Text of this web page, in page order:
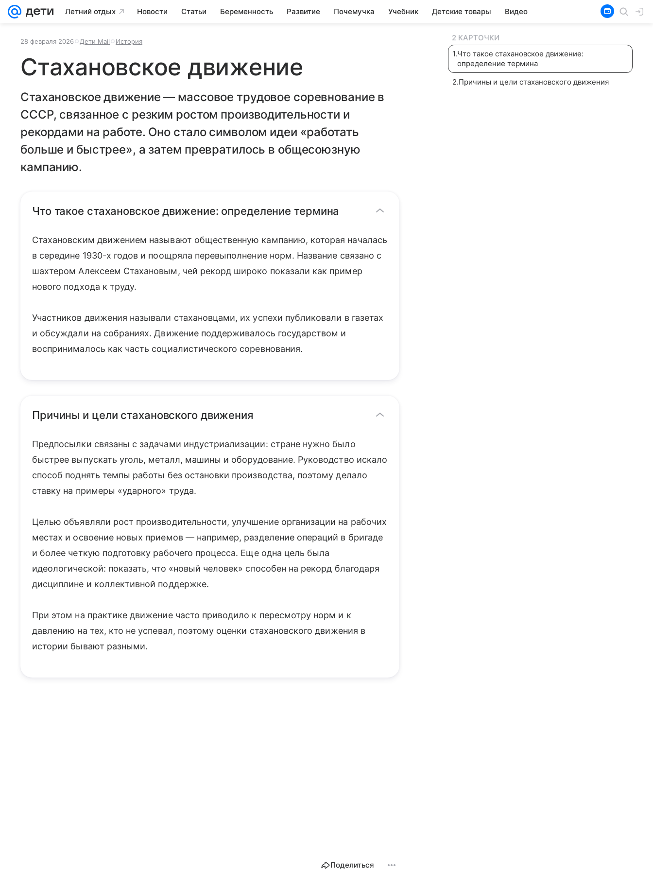
Летний отдых Новости Статьи Беременность Развитие Почемучка Учебник Детские товары Видео
28 февраля 2026 Дети Mail История
Стахановское движение
Стахановское движение — массовое трудовое соревнование в
СССР, связанное с резким ростом производительности и
рекордами на работе. Оно стало символом идеи «работать
больше и быстрее», а затем превратилось в общесоюзную
кампанию.
Что такое стахановское движение: определение термина
Стахановским движением называют общественную кампанию, которая началась
в середине 1930-х годов и поощряла перевыполнение норм. Название связано с
шахтером Алексеем Стахановым, чей рекорд широко показали как пример
нового подхода к труду.
Участников движения называли стахановцами, их успехи публиковали в газетах
и обсуждали на собраниях. Движение поддерживалось государством и
воспринималось как часть социалистического соревнования.
Причины и цели стахановского движения
Предпосылки связаны с задачами индустриализации: стране нужно было
быстрее выпускать уголь, металл, машины и оборудование. Руководство искало
способ поднять темпы работы без остановки производства, поэтому делало
ставку на примеры «ударного» труда.
Целью объявляли рост производительности, улучшение организации на рабочих
местах и освоение новых приемов — например, разделение операций в бригаде
и более четкую подготовку рабочего процесса. Еще одна цель была
идеологической: показать, что «новый человек» способен на рекорд благодаря
дисциплине и коллективной поддержке.
При этом на практике движение часто приводило к пересмотру норм и к
давлению на тех, кто не успевал, поэтому оценки стахановского движения в
истории бывают разными.
Поделиться
2 КАРТОЧКИ
1.Что такое стахановское движение:
определение термина
2.Причины и цели стахановского движения